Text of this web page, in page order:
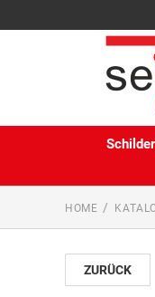
Schilder
HOME
ZURÜCK